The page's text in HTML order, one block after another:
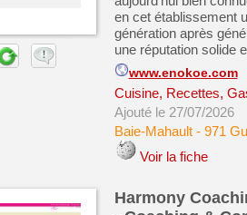
en cet établissement
génération après
une réputation solide
www.enokoe.com
Cuisine, Recettes,
Ajouté le 27/07/2026
Baie-Mahault- 971
Voir la fiche
Harmony